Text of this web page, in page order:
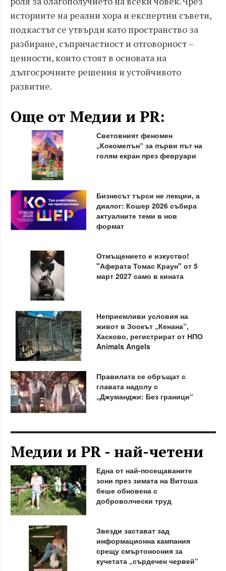
историите на реални хора и експертни съвети,
подкастът се утвърди като пространство за
разбиране, съпричастност и отговорност –
ценности, които стоят в основата на
дългосрочните решения и устойчивото
развитие.
Още от Медии и PR:
Световният феномен
„Кокомелън“ за първи път на
голям екран през февруари
Бизнесът търси не лекции, а
диалог: Кошер 2026 събира
актуалните теми в нов
формат
Отмъщението е изкуство!
"Аферата Томас Краун" от 5
март 2027 само в кината
Неприемливи условия на
живот в Зоокът „Кенана“,
Хасково, регистрират от НПО
Animals Angels
Правилата се обръщат с
главата надолу с
„Джуманджи: Без граници“
Медии и PR - най-четени
Една от най-посещаваните
зони през зимата на Витоша
беше обновена с
доброволчески труд
Звезди застават зад
информационна кампания
срещу смъртоносния за
кучетата „сърдечен червей“